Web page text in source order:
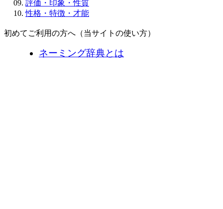
評価・印象・性質
性格・特徴・才能
初めてご利用の方へ（当サイトの使い方）
ネーミング辞典とは